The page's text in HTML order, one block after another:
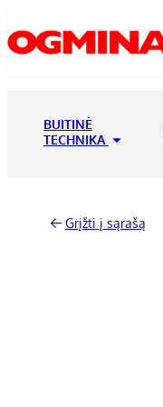
BUITINĖ
TECHNIKA
Grįžti į sąrašą